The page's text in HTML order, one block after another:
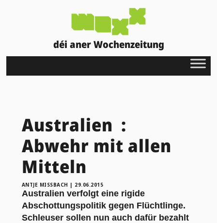
déi aner Wochenzeitung
Australien :
Abwehr mit allen
Mitteln
ANTJE MISSBACH | 29.06.2015
Australien verfolgt eine rigide
Abschottungspolitik gegen Flüchtlinge.
Schleuser sollen nun auch dafür bezahlt